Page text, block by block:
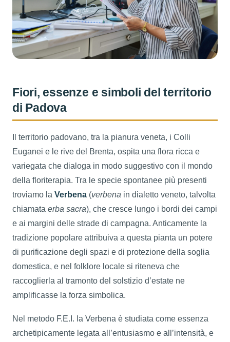
Fiori, essenze e simboli del territorio
di Padova
Il territorio padovano, tra la pianura veneta, i Colli
Euganei e le rive del Brenta, ospita una flora ricca e
variegata che dialoga in modo suggestivo con il mondo
della floriterapia. Tra le specie spontanee più presenti
troviamo la Verbena (verbena in dialetto veneto, talvolta
chiamata erba sacra), che cresce lungo i bordi dei campi
e ai margini delle strade di campagna. Anticamente la
tradizione popolare attribuiva a questa pianta un potere
di purificazione degli spazi e di protezione della soglia
domestica, e nel folklore locale si riteneva che
raccoglierla al tramonto del solstizio d’estate ne
amplificasse la forza simbolica.
Nel metodo F.E.I. la Verbena è studiata come essenza
archetipicamente legata all’entusiasmo e all’intensità, e